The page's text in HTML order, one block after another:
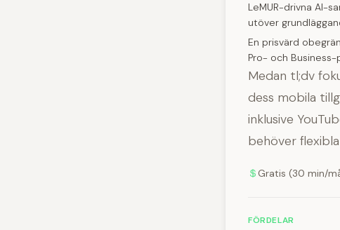
LeMUR-drivna AI-
utöver
En prisvärd
Pro- och Business-
Medan tl;dv
dess mobila
inklusive
behöver
Gratis (30 min/
FÖRDELAR